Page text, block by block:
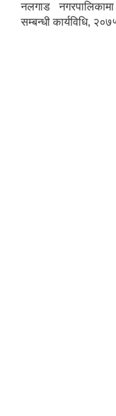
नलगाड
सम्बन्धी कार्यविधि,